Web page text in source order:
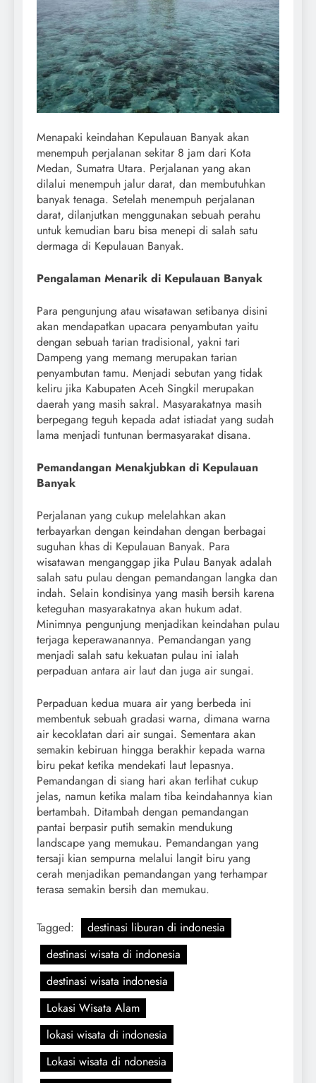
Menapaki keindahan Kepulauan Banyak akan
menempuh perjalanan sekitar 8 jam dari Kota
Medan, Sumatra Utara. Perjalanan yang akan
dilalui menempuh jalur darat, dan membutuhkan
banyak tenaga. Setelah menempuh perjalanan
darat, dilanjutkan menggunakan sebuah perahu
untuk kemudian baru bisa menepi di salah satu
dermaga di Kepulauan Banyak.
Pengalaman Menarik di Kepulauan Banyak
Para pengunjung atau wisatawan setibanya disini
akan mendapatkan upacara penyambutan yaitu
dengan sebuah tarian tradisional, yakni tari
Dampeng yang memang merupakan tarian
penyambutan tamu. Menjadi sebutan yang tidak
keliru jika Kabupaten Aceh Singkil merupakan
daerah yang masih sakral. Masyarakatnya masih
berpegang teguh kepada adat istiadat yang sudah
lama menjadi tuntunan bermasyarakat disana.
Pemandangan Menakjubkan di Kepulauan
Banyak
Perjalanan yang cukup melelahkan akan
terbayarkan dengan keindahan dengan berbagai
suguhan khas di Kepulauan Banyak. Para
wisatawan menganggap jika Pulau Banyak adalah
salah satu pulau dengan pemandangan langka dan
indah. Selain kondisinya yang masih bersih karena
keteguhan masyarakatnya akan hukum adat.
Minimnya pengunjung menjadikan keindahan pulau
terjaga keperawanannya. Pemandangan yang
menjadi salah satu kekuatan pulau ini ialah
perpaduan antara air laut dan juga air sungai.
Perpaduan kedua muara air yang berbeda ini
membentuk sebuah gradasi warna, dimana warna
air kecoklatan dari air sungai. Sementara akan
semakin kebiruan hingga berakhir kepada warna
biru pekat ketika mendekati laut lepasnya.
Pemandangan di siang hari akan terlihat cukup
jelas, namun ketika malam tiba keindahannya kian
bertambah. Ditambah dengan pemandangan
pantai berpasir putih semakin mendukung
landscape yang memukau. Pemandangan yang
tersaji kian sempurna melalui langit biru yang
cerah menjadikan pemandangan yang terhampar
terasa semakin bersih dan memukau.
Tagged:
destinasi liburan di indonesia
destinasi wisata di indonesia
destinasi wisata indonesia
Lokasi Wisata Alam
lokasi wisata di indonesia
Lokasi wisata di ndonesia